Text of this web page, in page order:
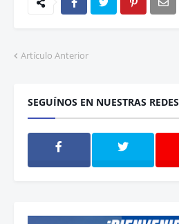
Artículo Anterior
SEGUÍNOS EN NUESTRAS REDES